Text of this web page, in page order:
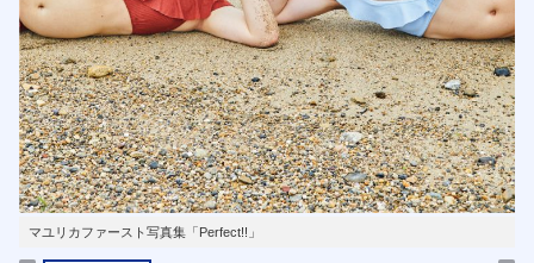
マユリカファースト写真集「Perfect!!」